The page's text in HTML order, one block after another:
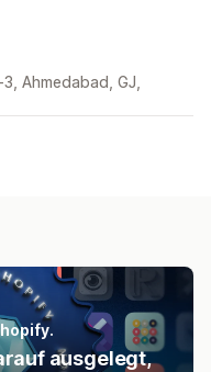
Ahmedabad, GJ,
ausgelegt,